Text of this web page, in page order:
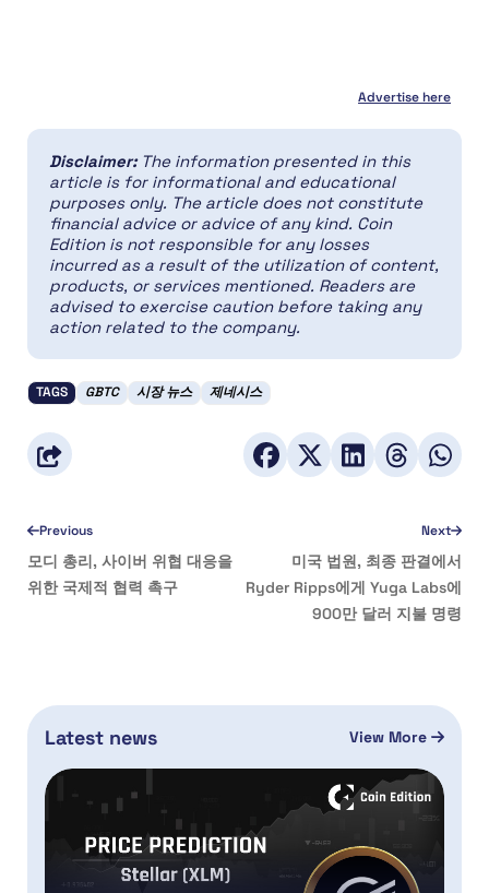
Advertise here
Disclaimer: The information presented in this
article is for informational and educational
purposes only. The article does not constitute
financial advice or advice of any kind. Coin
Edition is not responsible for any losses
incurred as a result of the utilization of content,
products, or services mentioned. Readers are
advised to exercise caution before taking any
action related to the company.
TAGS GBTC 시장 뉴스 제네시스
Previous
모디 총리, 사이버 위협 대응을
위한 국제적 협력 촉구
Next
미국 법원, 최종 판결에서
Ryder Ripps에게 Yuga Labs에
900만 달러 지불 명령
Latest news View More